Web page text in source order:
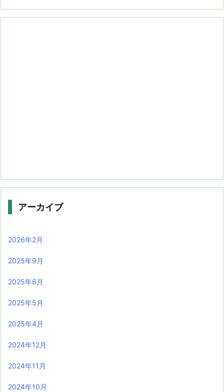
アーカイブ
2026年2月
2025年9月
2025年6月
2025年5月
2025年4月
2024年12月
2024年11月
2024年10月